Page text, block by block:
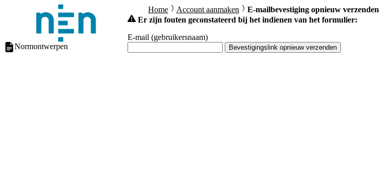
Normontwerpen
Home Account aanmaken
E-mailbevestiging opnieuw verzenden
Er zijn fouten geconstateerd bij het indienen van het formulier:
E-mail (gebruikersnaam)
Bevestigingslink opnieuw verzenden